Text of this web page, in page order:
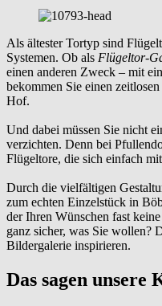
Als ältester Tortyp sind
Systemen. Ob als Flügeltor-
einen anderen Zweck – mit
bekommen Sie einen
Hof.
Und dabei müssen Sie nicht
verzichten. Denn bei
Flügeltore, die sich einfach
Durch die vielfältigen
zum echten Einzelstück in
der Ihren Wünschen fast
ganz sicher, was Sie wollen?
Bildergalerie inspirieren.
Das sagen unsere